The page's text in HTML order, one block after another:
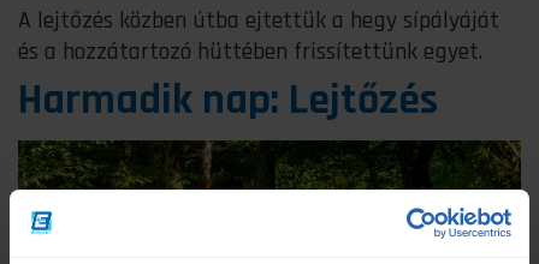
A lejtőzés közben útba ejtettük a hegy sípályáját
és a hozzátartozó hüttében frissítettünk egyet.
Harmadik nap: Lejtőzés